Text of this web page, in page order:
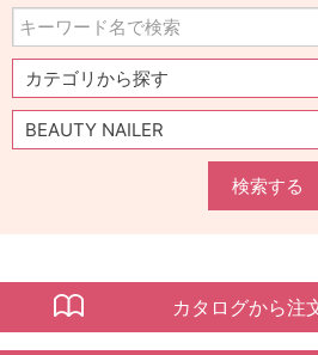
検索する
カタログから注